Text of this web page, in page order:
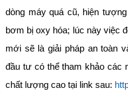
dòng máy quá cũ, hiện
bơm bị oxy hóa; lúc này việc
mới sẽ là giải pháp an toàn
đầu tư có thể tham khảo các
chất lượng cao tại link sau: